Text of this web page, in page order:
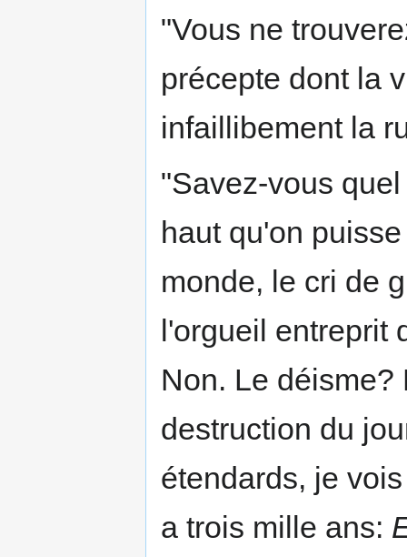
"Vous ne
précepte dont la
infaillibement la
"Savez-vous
haut qu'on
monde, le cri de
l'orgueil entreprit
Non. Le déisme?
destruction du
étendards, je
a trois mille ans: